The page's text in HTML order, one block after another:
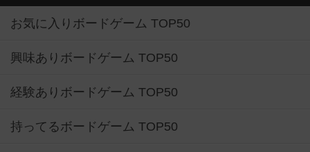
お気に入りボードゲーム TOP50
興味ありボードゲーム TOP50
経験ありボードゲーム TOP50
持ってるボードゲーム TOP50